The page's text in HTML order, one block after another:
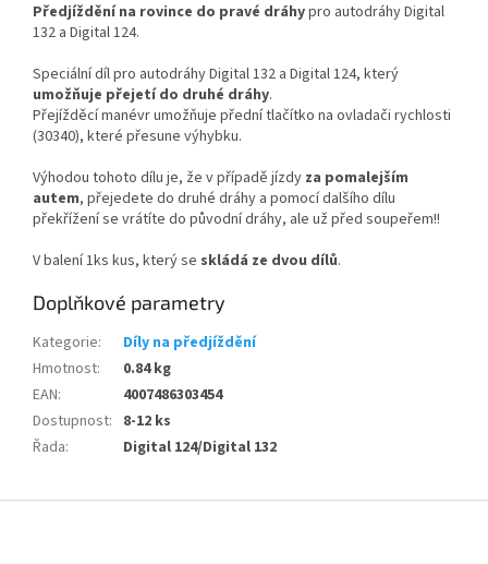
Předjíždění na rovince do pravé dráhypro autodráhy Digital
132 a Digital 124.
Speciální díl pro autodráhy Digital 132 a Digital 124, který
umožňuje přejetí do druhé dráhy.
Přejížděcí manévr umožňuje přední tlačítko na ovladači rychlosti
(30340), které přesune výhybku.
Výhodou tohoto dílu je, že v případě jízdy za pomalejším
autem, přejedete do druhé dráhy a pomocí dalšího dílu
překřížení se vrátíte do původní dráhy, ale už před soupeřem!!
V balení 1ks kus, který se skládá ze dvou dílů.
Doplňkové parametry
Kategorie:
Díly na předjíždění
Hmotnost:
0.84 kg
EAN:
4007486303454
Dostupnost: 8-12 ks
Řada: Digital 124/Digital 132